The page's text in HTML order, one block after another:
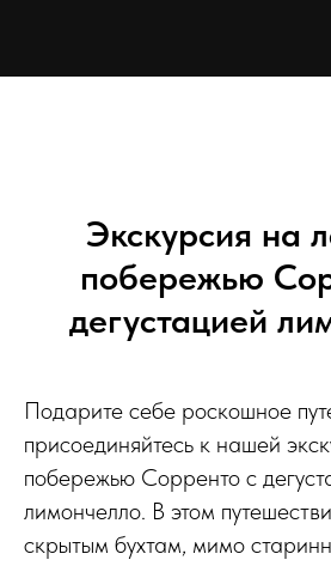
Экскурсия на
побережью
дегустацией
Подарите себе роскошное
присоединяйтесь к нашей
побережью Сорренто с
лимончелло. В этом
скрытым бухтам, мимо